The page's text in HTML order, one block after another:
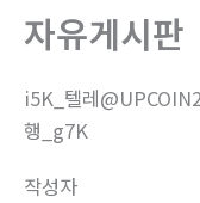
자유게시판
i5K_텔레
행_g7K
작성자